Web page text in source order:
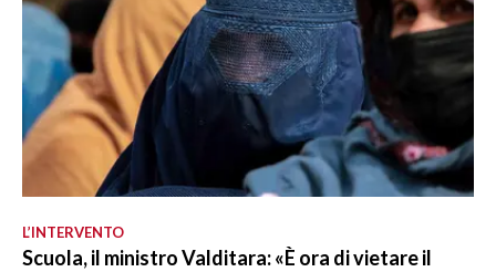
L’INTERVENTO
Scuola, il ministro Valditara: «È ora di vietare il